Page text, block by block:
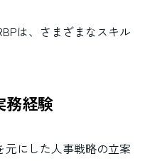
は、さまざまなスキル
務経験
元にした人事戦略の立案